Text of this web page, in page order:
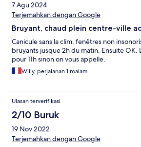
7 Agu 2024
Terjemahkan dengan Google
Bruyant, chaud plein centre-ville
Canicule sans la clim, fenêtres non
bruyants jusque 2h du matin. Ensuite OK.
pour 11h sinon on vous appelle.
Willy, perjalanan 1 malam
Ulasan terverifikasi
2/10 Buruk
19 Nov 2022
Terjemahkan dengan Google